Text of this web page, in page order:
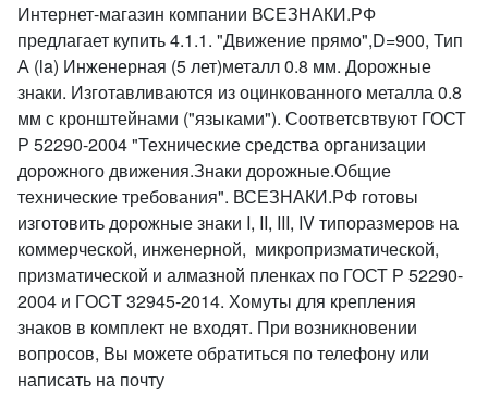
Интернет-магазин компании ВСЕЗНАКИ.РФ
предлагает купить 4.1.1. "Движение прямо",D=900, Тип
А (la) Инженерная (5 лет)металл 0.8 мм. Дорожные
знаки. Изготавливаются из оцинкованного металла 0.8
мм с кронштейнами ("языками"). Соответсвтвуют ГОСТ
Р 52290-2004 "Технические средства организации
дорожного движения.Знаки дорожные.Общие
технические требования". ВСЕЗНАКИ.РФ готовы
изготовить дорожные знаки I, II, III, IV типоразмеров на
коммерческой, инженерной, микропризматической,
призматической и алмазной пленках по ГОСТ Р 52290-
2004 и ГOCT 32945-2014. Хомуты для крепления
знаков в комплект не входят. При возникновении
вопросов, Вы можете обратиться по телефону или
написать на почту